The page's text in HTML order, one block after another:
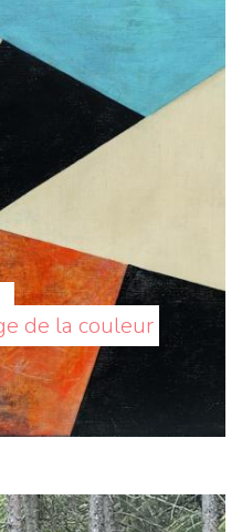
de la couleur